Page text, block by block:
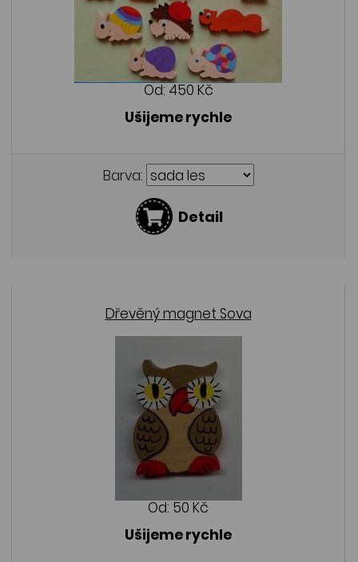
Od: 450 Kč
Ušijeme rychle
Barva:
Detail
Dřevěný magnet Sova
Od: 50 Kč
Ušijeme rychle